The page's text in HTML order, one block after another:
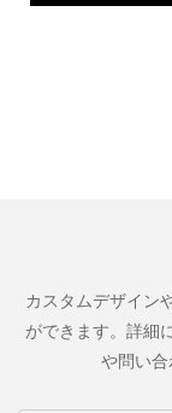
カスタムデザイン
ができます。詳細
や問い合